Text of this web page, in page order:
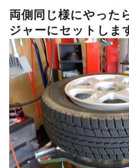
両側同じ様にやった
ジャーにセットしま